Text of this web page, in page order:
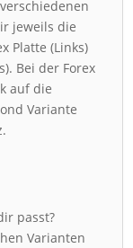
jeweils die
Platte (Links)
Bei der Forex
auf die
Variante
passt?
Varianten